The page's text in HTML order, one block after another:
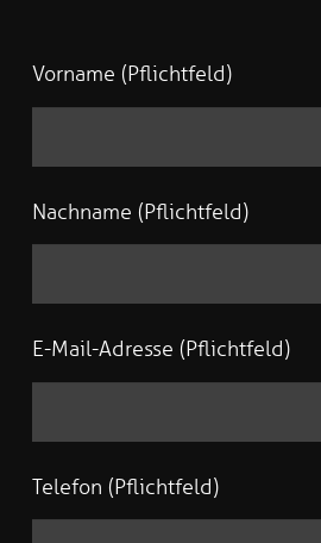
Vorname (Pflichtfeld)
Nachname (Pflichtfeld)
E-Mail-Adresse (Pflichtfeld)
Telefon (Pflichtfeld)